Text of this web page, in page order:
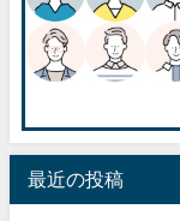
最近の投稿